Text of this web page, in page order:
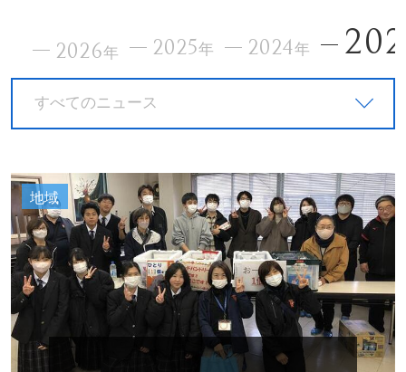
2026年 2025年 2024年
すべてのニュース
地域